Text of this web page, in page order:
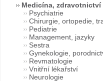
Medicína, zdravotnictví
Psychiatrie
Chirurgie, ortopedie,
Pediatrie
Management, jazyky
Sestra
Gynekologie,
Revmatologie
Vnitřní lékařství
Neurologie